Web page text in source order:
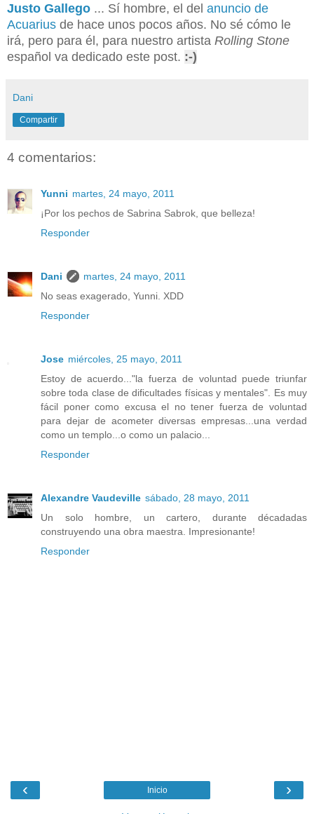
Justo Gallego ... Sí hombre, el del anuncio de
Acuarius de hace unos pocos años. No sé cómo le
irá, pero para él, para nuestro artista Rolling Stone
español va dedicado este post. :-)
Dani
Compartir
4 comentarios:
Yunni martes, 24 mayo, 2011
¡Por los pechos de Sabrina Sabrok, que belleza!
Responder
Dani
martes, 24 mayo, 2011
No seas exagerado, Yunni. XDD
Responder
Jose miércoles, 25 mayo, 2011
Estoy de acuerdo..."la fuerza de voluntad puede triunfar
sobre toda clase de dificultades físicas y mentales". Es muy
fácil poner como excusa el no tener fuerza de voluntad
para dejar de acometer diversas empresas...una verdad
como un templo...o como un palacio...
Responder
Alexandre Vaudeville sábado, 28 mayo, 2011
Un solo hombre, un cartero, durante décadadas
construyendo una obra maestra. Impresionante!
Responder
‹ ›
Inicio